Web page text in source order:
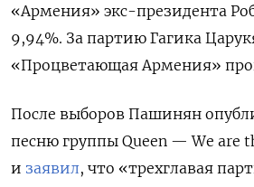
«Армения» экс-президента
9,94%. За партию Гагика
«Процветающая Армения»
После выборов Пашинян
песню группы Queen —We are
и заявил, что «трехглавая